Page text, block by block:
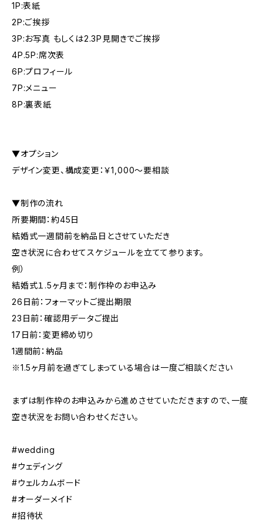
1P:表紙
2P:ご挨拶
3P:お写真 もしくは2.3P見開きでご挨拶
4P.5P:席次表
6P:プロフィール
7P:メニュー
8P:裏表紙
▼オプション
デザイン変更、構成変更：￥1,000～要相談
▼制作の流れ
所要期間：約45日
結婚式一週間前を納品日とさせていただき
空き状況に合わせてスケジュールを立てて参ります。
例）
結婚式１.5ヶ月まで：制作枠のお申込み
26日前：フォーマットご提出期限
23日前：確認用データご提出
17日前：変更締め切り
1週間前：納品
※1.5ヶ月前を過ぎてしまっている場合は一度ご相談ください
まずは制作枠のお申込みから進めさせていただきますので、一度
空き状況をお問い合わせください。
#wedding
#ウェディング
#ウェルカムボード
#オーダーメイド
#招待状